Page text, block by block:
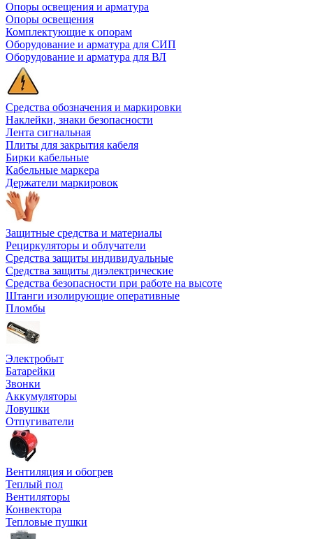
Опоры освещения и арматура
Опоры освещения
Комплектующие к опорам
Оборудование и арматура для СИП
Оборудование и арматура для ВЛ
Средства обозначения и маркировки
Наклейки, знаки безопасности
Лента сигнальная
Плиты для закрытия кабеля
Бирки кабельные
Кабельные маркера
Держатели маркировок
Защитные средства и материалы
Рециркуляторы и облучатели
Средства защиты индивидуальные
Средства защиты диэлектрические
Средства безопасности при работе на высоте
Штанги изолирующие оперативные
Пломбы
Электробыт
Батарейки
Звонки
Аккумуляторы
Ловушки
Отпугиватели
Вентиляция и обогрев
Теплый пол
Вентиляторы
Конвектора
Тепловые пушки